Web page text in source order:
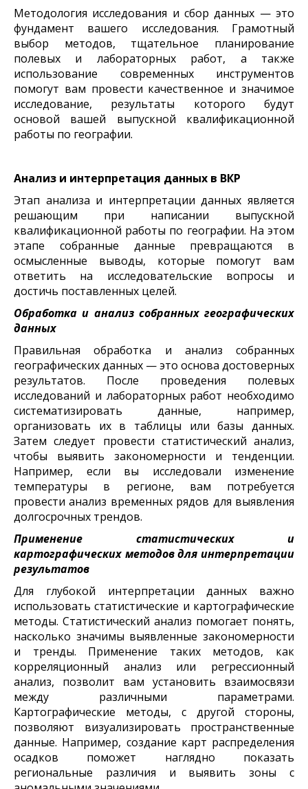
Методология исследования и сбор данных — это
фундамент вашего исследования. Грамотный
выбор методов, тщательное планирование
полевых и лабораторных работ, а также
использование современных инструментов
помогут вам провести качественное и значимое
исследование, результаты которого будут
основой вашей выпускной квалификационной
работы по географии.
Анализ и интерпретация данных в ВКР
Этап анализа и интерпретации данных является
решающим при написании выпускной
квалификационной работы по географии. На этом
этапе собранные данные превращаются в
осмысленные выводы, которые помогут вам
ответить на исследовательские вопросы и
достичь поставленных целей.
Обработка и анализ собранных географических
данных
Правильная обработка и анализ собранных
географических данных — это основа достоверных
результатов. После проведения полевых
исследований и лабораторных работ необходимо
систематизировать данные, например,
организовать их в таблицы или базы данных.
Затем следует провести статистический анализ,
чтобы выявить закономерности и тенденции.
Например, если вы исследовали изменение
температуры в регионе, вам потребуется
провести анализ временных рядов для выявления
долгосрочных трендов.
Применение статистических и
картографических методов для интерпретации
результатов
Для глубокой интерпретации данных важно
использовать статистические и картографические
методы. Статистический анализ помогает понять,
насколько значимы выявленные закономерности
и тренды. Применение таких методов, как
корреляционный анализ или регрессионный
анализ, позволит вам установить взаимосвязи
между различными параметрами.
Картографические методы, с другой стороны,
позволяют визуализировать пространственные
данные. Например, создание карт распределения
осадков поможет наглядно показать
региональные различия и выявить зоны с